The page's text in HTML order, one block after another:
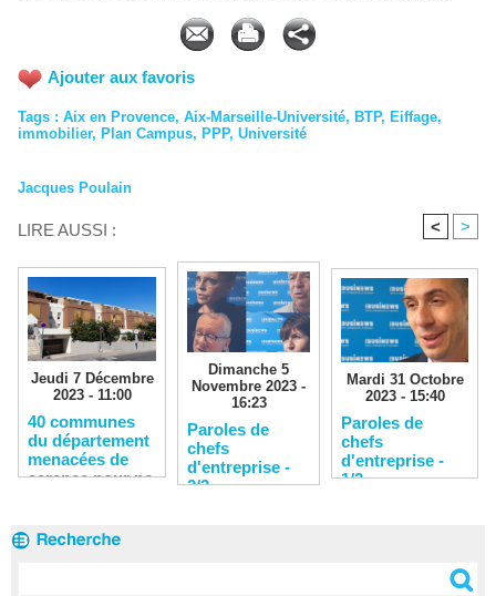
Ajouter aux favoris
Tags : Aix en Provence, Aix-Marseille-Université, BTP, Eiffage,
immobilier, Plan Campus, PPP, Université
Jacques Poulain
LIRE AUSSI : < >
Jeudi 7 Décembre
2023 - 11:00
40 communes
du département
menacées de
carence pour ne
suffisamment de
Dimanche 5
Novembre 2023 -
16:23
Paroles de
chefs
d'entreprise -
2/3
Mardi 31 Octobre
2023 - 15:40
Paroles de
chefs
d'entreprise -
1/3